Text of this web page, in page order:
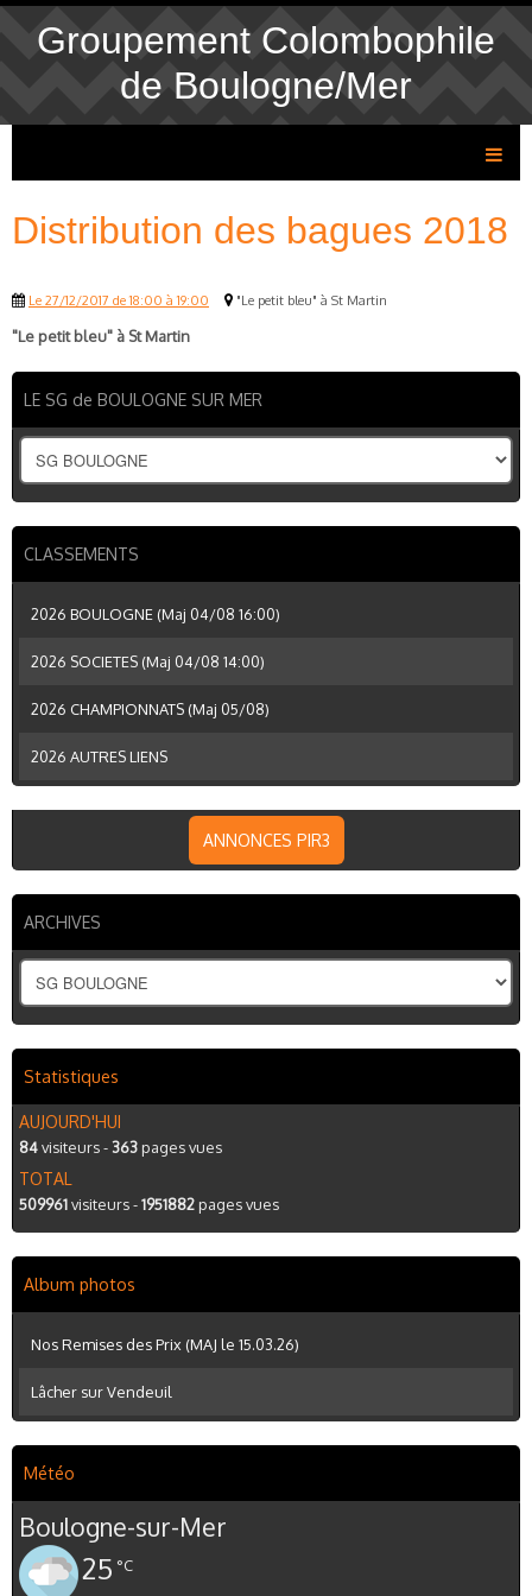
Groupement Colombophile
de Boulogne/Mer
Distribution des bagues 2018
Le 27/12/2017 de 18:00 à 19:00 "Le petit bleu" à St Martin
"Le petit bleu" à St Martin
LE SG de BOULOGNE SUR MER
CLASSEMENTS
2026 BOULOGNE (Maj 04/08 16:00)
2026 SOCIETES (Maj 04/08 14:00)
2026 CHAMPIONNATS (Maj 05/08)
2026 AUTRES LIENS
ANNONCES PIR3
ARCHIVES
Statistiques
AUJOURD'HUI
84visiteurs -363 pages vues
TOTAL
509961visiteurs -1951882 pages vues
Album photos
Nos Remises des Prix (MAJ le 15.03.26)
Lâcher sur Vendeuil
Météo
Boulogne-sur-Mer
25 °C